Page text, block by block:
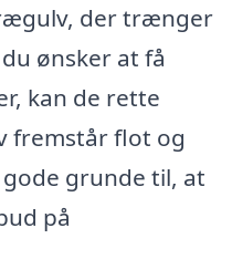
der trænger
ønsker at få
kan de rette
fremstår flot og
grunde til, at
på